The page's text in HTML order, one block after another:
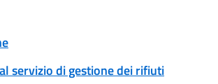
servizio di gestione dei rifiuti